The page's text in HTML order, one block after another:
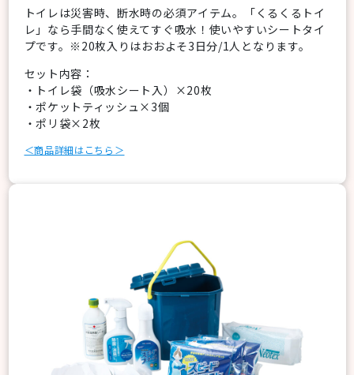
トイレは災害時、断水時の必須アイテム。「くるくるトイ
レ」なら手間なく使えてすぐ吸水！使いやすいシートタイ
プです。※20枚入りはおおよそ3日分/1人となります。
セット内容：
・トイレ袋（吸水シート入）×20枚
・ポケットティッシュ×3個
・ポリ袋×2枚
＜商品詳細はこちら＞